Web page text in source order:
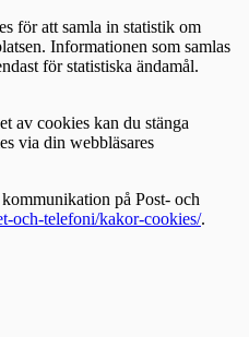
för att samla in statistik om
Informationen som samlas
för statistiska ändamål.
av cookies kan du stänga
via din webbläsares
på Post- och
och-telefoni/kakor-cookies/.